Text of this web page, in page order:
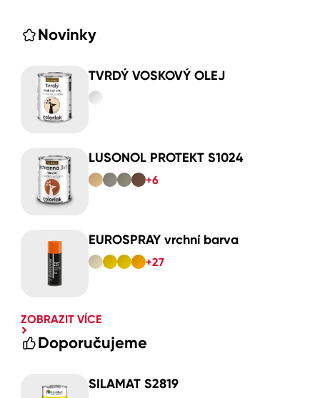
Novinky
TVRDÝ VOSKOVÝ OLEJ
LUSONOL PROTEKT S1024
+6
EUROSPRAY vrchní barva
+27
ZOBRAZIT VÍCE
Doporučujeme
SILAMAT S2819